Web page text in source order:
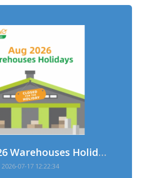
August 2026 Warehouses Holidays
2026-07-17 12:22:34